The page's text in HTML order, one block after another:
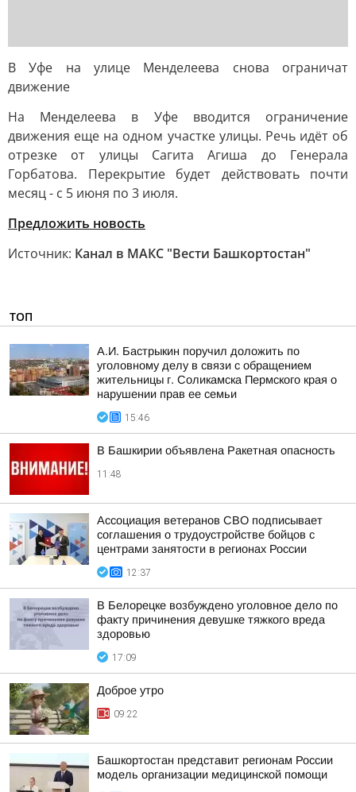
В Уфе на улице Менделеева снова ограничат
движение
На Менделеева в Уфе вводится ограничение
движения еще на одном участке улицы. Речь идёт об
отрезке от улицы Сагита Агиша до Генерала
Горбатова. Перекрытие будет действовать почти
месяц - с 5 июня по 3 июля.
Предложить новость
Источник: Канал в МАКС "Вести Башкортостан"
ТОП
А.И. Бастрыкин поручил доложить по
уголовному делу в связи с обращением
жительницы г. Соликамска Пермского края о
нарушении прав ее семьи
15:46
В Башкирии объявлена Ракетная опасность
11:48
Ассоциация ветеранов СВО подписывает
соглашения о трудоустройстве бойцов с
центрами занятости в регионах России
12:37
В Белорецке возбуждено уголовное дело по
факту причинения девушке тяжкого вреда
здоровью
17:09
Доброе утро
09:22
Башкортостан представит регионам России
модель организации медицинской помощи